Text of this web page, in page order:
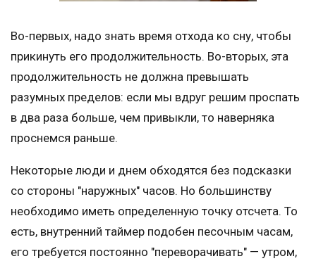
Во-первых, надо знать время отхода ко сну, чтобы
прикинуть его продолжительность. Во-вторых, эта
продолжительность не должна превышать
разумных пределов: если мы вдруг решим проспать
в два раза больше, чем привыкли, то наверняка
проснемся раньше.
Некоторые люди и днем обходятся без подсказки
со стороны "наружных" часов. Но большинству
необходимо иметь определенную точку отсчета. То
есть, внутренний таймер подобен песочным часам,
его требуется постоянно "переворачивать" — утром,